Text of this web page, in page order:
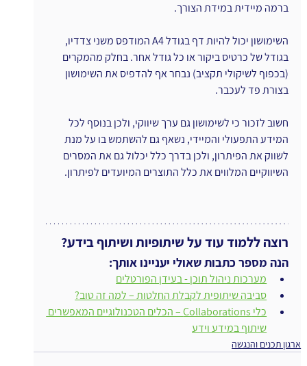
ברמה מיידית במידת הצורך.
השימושון יכול להיות דף בגודל A4 המודפס משני צדדיו,
בגודל של כרטיס ביקור או כל גודל אחר. בחלק מהמקרים
(בכפוף לשיקולי תקציב) נבחר אף להדפיס את השימושון
בצורת פד לעכבר.
חשוב לזכור כי לשימושון גם ערך שיווקי, ולכן בנוסף לכל
המידע התפעולי והמיידי, נשאף גם להשתמש בו על מנת
לשווק את הפיתרון, ולכן בדרך כלל יכלול גם את המסרים
השיווקיים המלווים את כלל התוצרים המיועדים לפיתרון.
רוצה ללמוד עוד על שיתופיות ושיתוף בידע?
הנה מספר כתבות שאולי יעניינו אותך:
מערכות ניהול תוכן - בעידן הפורטלים
סביבה שיתופית לקבלת החלטות – למה זה טוב?
כלי Collaborations – הכלים הטכנולוגיים המאפשרים
שיתוף במידע וידע
ארגון תכנים והנגשה